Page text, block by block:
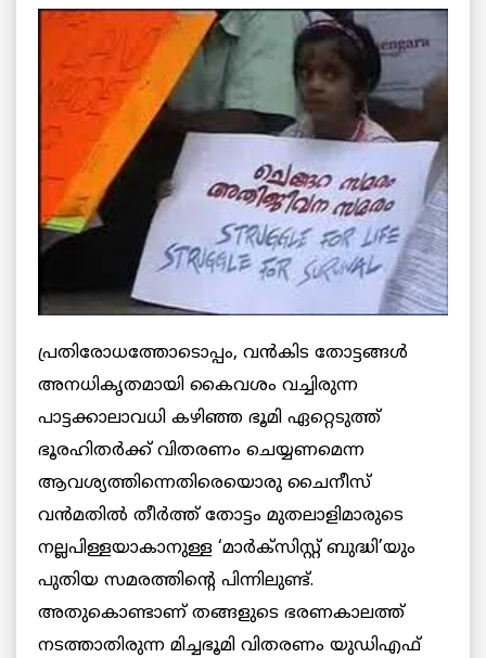
പ്രതിരോധത്തോടൊപ്പം, വന്‍കിട തോട്ടങ്ങള്‍
അനധികൃതമായി കൈവശം വച്ചിരുന്ന
പാട്ടക്കാലാവധി കഴിഞ്ഞ ഭൂമി ഏറ്റെടുത്ത്
ഭൂരഹിതര്‍ക്ക് വിതരണം ചെയ്യണമെന്ന
ആവശ്യത്തിന്നെതിരെയൊരു ചൈനീസ്
വന്‍മതില്‍ തീര്‍ത്ത് തോട്ടം മുതലാളിമാരുടെ
നല്ലപിള്ളയാകാനുള്ള ‘മാര്‍ക്സിസ്റ്റ് ബുദ്ധി’യും
പുതിയ സമരത്തിന്റെ പിന്നിലുണ്ട്.
അതുകൊണ്ടാണ് തങ്ങളുടെ ഭരണകാലത്ത്
നടത്താതിരുന്ന മിച്ചഭൂമി വിതരണം യുഡിഎഫ്